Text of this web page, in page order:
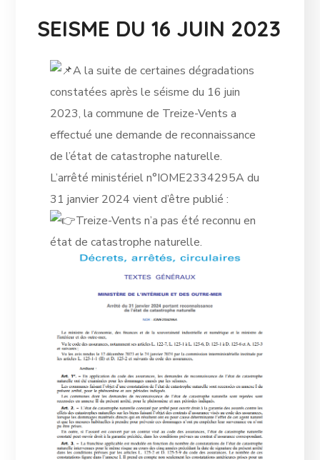
SEISME DU 16 JUIN 2023
A la suite de certaines dégradations
constatées après le séisme du 16 juin
2023, la commune de Treize-Vents a
effectué une demande de reconnaissance
de l’état de catastrophe naturelle.
L’arrêté ministériel n°IOME2334295A du
31 janvier 2024 vient d’être publié :
Treize-Vents n’a pas été reconnu en
état de catastrophe naturelle.